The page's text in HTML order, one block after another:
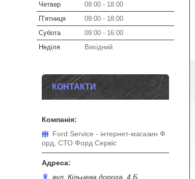
Четвер
09:00
18:00
Пʼятниця
09:00
18:00
Субота
09:00
16:00
Неділя
Вихідний
КОНТАКТИ
Ford Service - інтернет-магазин Ф
орд, СТО Форд Сервіс
вул. Кільцева дорога, 4 Б,